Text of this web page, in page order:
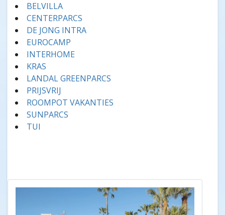
BELVILLA
CENTERPARCS
DE JONG INTRA
EUROCAMP
INTERHOME
KRAS
LANDAL GREENPARCS
PRIJSVRIJ
ROOMPOT VAKANTIES
SUNPARCS
TUI